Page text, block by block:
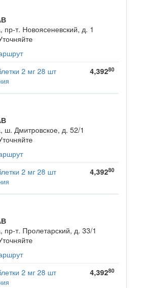
пр-т. Новоясеневский, д. 1
2 мг 28 шт
4,39280
ш. Дмитровское, д. 52/1
2 мг 28 шт
4,39280
пр-т. Пролетарский, д. 33/1
2 мг 28 шт
4,39280